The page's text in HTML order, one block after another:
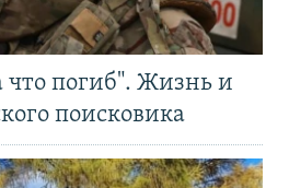
что погиб". Жизнь и
поисковика